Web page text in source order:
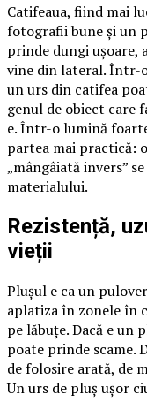
Catifeaua, fiind mai
fotografii bune și un
prinde dungi ușoare,
vine din lateral. Într-
un urs din catifea
genul de obiect care
e. Într-o lumină
partea mai practică:
„mângâiată invers”
materialului.
Rezistență,
vieții
Plușul e ca un
aplatiza în zonele în
pe lăbuțe. Dacă e un
poate prinde scame.
de folosire arată, de
Un urs de pluș ușor